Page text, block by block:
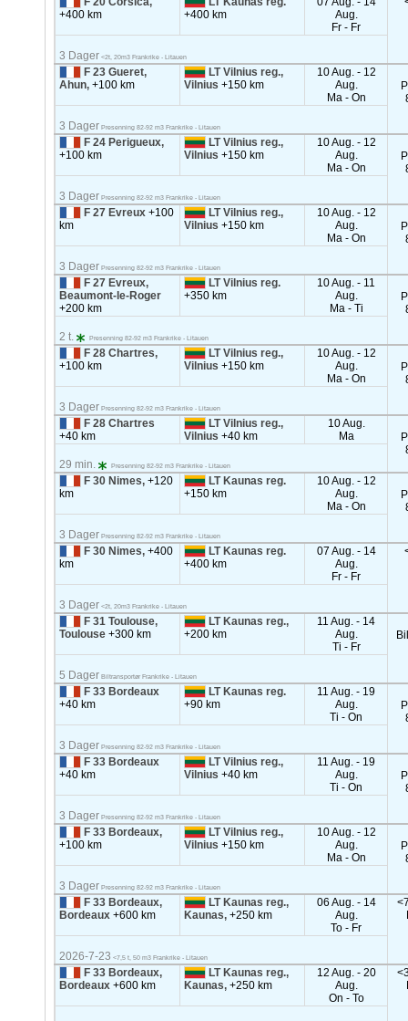
+400 km
+400 km
Aug.
Fr - Fr
3 Dager <2t, 20m3 Frankrike - Litauen
F 23 Gueret,
Ahun,+100 km
LT Vilnius reg.,
Vilnius+150 km
10 Aug. - 12
Aug.
Ma - On
3 Dager Presenning 82-92 m3 Frankrike - Litauen
F 24 Perigueux,
+100 km
LT Vilnius reg.,
Vilnius+150 km
10 Aug. - 12
Aug.
Ma - On
3 Dager Presenning 82-92 m3 Frankrike - Litauen
F 27 Evreux+100
km
LT Vilnius reg.,
Vilnius+150 km
10 Aug. - 12
Aug.
Ma - On
3 Dager Presenning 82-92 m3 Frankrike - Litauen
F 27 Evreux,
Beaumont-le-Roger
+200 km
LT Vilnius reg.
+350 km
10 Aug. - 11
Aug.
Ma - Ti
2 t. Presenning 82-92 m3 Frankrike - Litauen
F 28 Chartres,
+100 km
LT Vilnius reg.,
Vilnius+150 km
10 Aug. - 12
Aug.
Ma - On
3 Dager Presenning 82-92 m3 Frankrike - Litauen
F 28 Chartres
+40 km
LT Vilnius reg.,
Vilnius+40 km
10 Aug.
Ma
29 min.
Presenning 82-92 m3 Frankrike - Litauen
F 30 Nimes,+120
km
LT Kaunas reg.
+150 km
10 Aug. - 12
Aug.
Ma - On
3 Dager Presenning 82-92 m3 Frankrike - Litauen
F 30 Nimes,+400
km
LT Kaunas reg.
+400 km
07 Aug. - 14
Aug.
Fr - Fr
3 Dager <2t, 20m3 Frankrike - Litauen
F 31 Toulouse,
Toulouse+300 km
LT Kaunas reg.,
+200 km
11 Aug. - 14
Aug.
Ti - Fr
5 Dager Biltransportør Frankrike - Litauen
F 33 Bordeaux
+40 km
LT Kaunas reg.
+90 km
11 Aug. - 19
Aug.
Ti - On
3 Dager Presenning 82-92 m3 Frankrike - Litauen
F 33 Bordeaux
+40 km
LT Vilnius reg.,
Vilnius+40 km
11 Aug. - 19
Aug.
Ti - On
3 Dager Presenning 82-92 m3 Frankrike - Litauen
F 33 Bordeaux,
+100 km
LT Vilnius reg.,
Vilnius+150 km
10 Aug. - 12
Aug.
Ma - On
3 Dager Presenning 82-92 m3 Frankrike - Litauen
F 33 Bordeaux,
Bordeaux+600 km
LT Kaunas reg.,
Kaunas,+250 km
06 Aug. - 14
Aug.
To - Fr
2026-7-23 <7,5 t, 50 m3 Frankrike - Litauen
F 33 Bordeaux,
Bordeaux+600 km
LT Kaunas reg.,
Kaunas,+250 km
12 Aug. - 20
Aug.
On - To